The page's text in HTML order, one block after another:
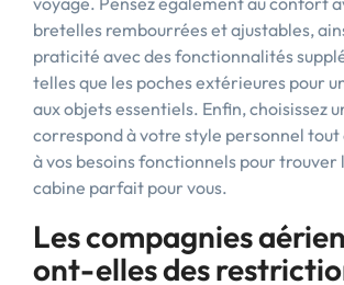
bretelles rembourrées et ajustables,
praticité avec des fonctionnalités
telles que les poches extérieures pour
aux objets essentiels. Enfin, choisissez
correspond à votre style personnel
à vos besoins fonctionnels pour trouver
cabine parfait pour vous.
Les compagnies
ont-elles des